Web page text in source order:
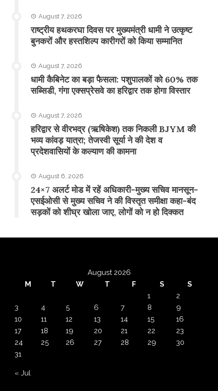
August 7, 2026
राष्ट्रीय हथकरघा दिवस पर मुख्यमंत्री धामी ने उत्कृष्ट
बुनकरों और हस्तशिल्प कारीगरों को किया सम्मानित
August 7, 2026
​धामी कैबिनेट का बड़ा फैसला: पशुपालकों को 60% तक
सब्सिडी, गंगा एक्सप्रेसवे का हरिद्वार तक होगा विस्तार
August 7, 2026
​हरिद्वार से वीरभद्र (ऋषिकेश) तक निकली BJYM की
भव्य कांवड़ यात्रा; तेजस्वी सूर्या ने की देश व
प्रदेशवासियों के कल्याण की कामना
August 6, 2026
24×7 अलर्ट मोड में रहें अधिकारी-मुख्य सचिव मानसून-
एसईओसी से मुख्य सचिव ने की विस्तृत समीक्षा कहा-बंद
सड़कों को शीघ्र खोला जाए, लोगों को न हो दिक्कत
August 2026
M
T W T F S
S
1
2
3
4 5 6 7 8
9
10
11 12 13 14 15
16
17
18 19 20 21 22
23
24
25 26 27 28 29
30
31
« Jul